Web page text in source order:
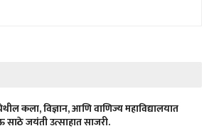
कला, विज्ञान, आणि वाणिज्य महाविद्यालयात
जयंती उत्साहात साजरी.